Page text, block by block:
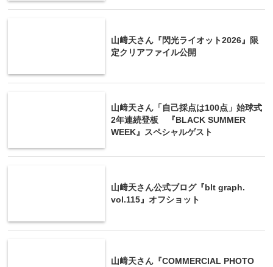
山﨑天さん『閃光ライオット2026』限
定クリアファイル公開
山﨑天さん「自己採点は100点」始球式
2年連続登板 『BLACK SUMMER
WEEK』スペシャルゲスト
山﨑天さん公式ブログ『blt graph.
vol.115』オフショット
山﨑天さん『COMMERCIAL PHOTO